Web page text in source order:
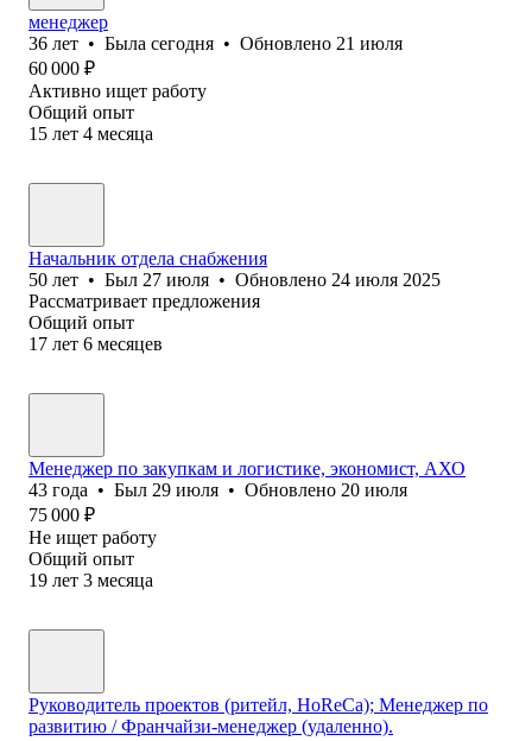
менеджер
36 лет • Была сегодня • Обновлено 21 июля
60 000 ₽
Активно ищет работу
Общий опыт
15 лет 4 месяца
Начальник отдела снабжения
50 лет • Был 27 июля • Обновлено 24 июля 2025
Рассматривает предложения
Общий опыт
17 лет 6 месяцев
Менеджер по закупкам и логистике, экономист, АХО
43 года • Был 29 июля • Обновлено 20 июля
75 000 ₽
Не ищет работу
Общий опыт
19 лет 3 месяца
Руководитель проектов (ритейл, HoReCa); Менеджер по
развитию / Франчайзи-менеджер (удаленно).